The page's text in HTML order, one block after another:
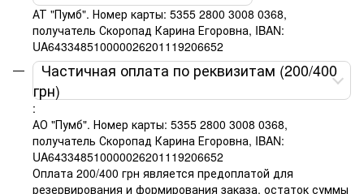
АТ "Пумб". Номер карты: 5355 2800 3008 0368,
получатель Скоропад Карина Егоровна, IBAN:
UA643348510000026201119206652
Частичная оплата по реквизитам (200/400
грн)
:
АО "Пумб". Номер карты: 5355 2800 3008 0368,
получатель Скоропад Карина Егоровна, IBAN:
UA643348510000026201119206652
Оплата 200/400 грн является предоплатой для
резервирования и формирования заказа, остаток суммы